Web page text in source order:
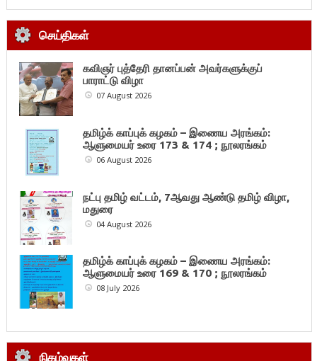
செய்திகள்
கவிஞர் புத்தேரி தானப்பன் அவர்களுக்குப்
பாராட்டு விழா
07 August 2026
தமிழ்க் காப்புக் கழகம் – இணைய அரங்கம்:
ஆளுமையர் உரை 173 & 174 ; நூலரங்கம்
06 August 2026
நட்பு தமிழ் வட்டம், 7ஆவது ஆண்டு தமிழ் விழா,
மதுரை
04 August 2026
தமிழ்க் காப்புக் கழகம் – இணைய அரங்கம்:
ஆளுமையர் உரை 169 & 170 ; நூலரங்கம்
08 July 2026
நிகழ்வுகள்